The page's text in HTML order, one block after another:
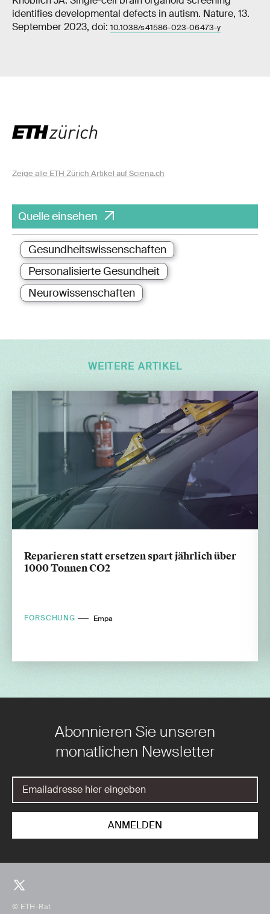
identifies developmental defects in autism. Nature, 13.
September 2023, doi: 10.1038/s41586-​023-06473-y
Zeige alle ETH Zürich Artikel auf Sciena.ch
Quelle einsehen
Gesundheitswissenschaften
Personalisierte Gesundheit
Neurowissenschaften
WEITERE ARTIKEL
Reparieren statt ersetzen spart jährlich über
1000 Tonnen CO2
FORSCHUNG Empa
Abonnieren Sie unseren
monatlichen Newsletter
© ETH-Rat